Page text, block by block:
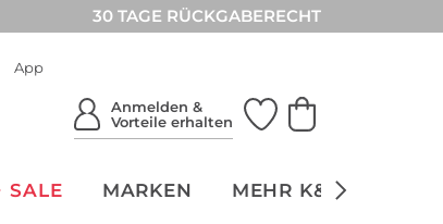
30 TAGE RÜCKGABERECHT
App
Anmelden &
Vorteile erhalten
SALE MARKEN MEHR K&Ö